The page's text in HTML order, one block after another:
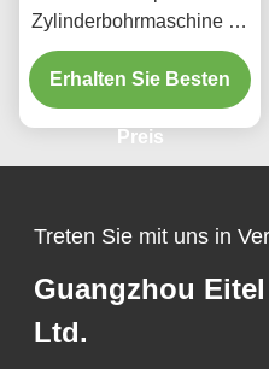
Zylinderbohrmaschine für
schwere Fahrzeuge
Erhalten Sie Besten
Preis
Treten Sie mit uns in
Guangzhou
Ltd.